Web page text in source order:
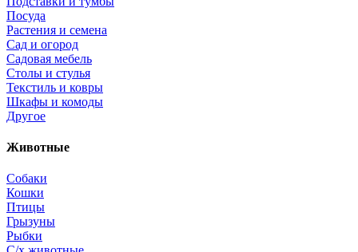
Посуда
Растения и семена
Сад и огород
Садовая мебель
Столы и стулья
Текстиль и ковры
Шкафы и комоды
Другое
Животные
Собаки
Кошки
Птицы
Грызуны
Рыбки